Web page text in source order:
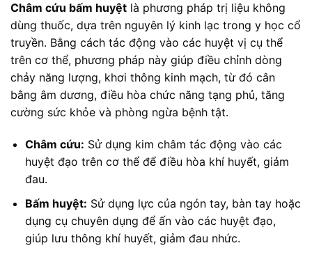
Châm cứu bấm huyệt là phương pháp trị liệu không
dùng thuốc, dựa trên nguyên lý kinh lạc trong y học cổ
truyền. Bằng cách tác động vào các huyệt vị cụ thể
trên cơ thể, phương pháp này giúp điều chỉnh dòng
chảy năng lượng, khơi thông kinh mạch, từ đó cân
bằng âm dương, điều hòa chức năng tạng phủ, tăng
cường sức khỏe và phòng ngừa bệnh tật.
Châm cứu: Sử dụng kim châm tác động vào các
huyệt đạo trên cơ thể để điều hòa khí huyết, giảm
đau.
Bấm huyệt: Sử dụng lực của ngón tay, bàn tay hoặc
dụng cụ chuyên dụng để ấn vào các huyệt đạo,
giúp lưu thông khí huyết, giảm đau nhức.